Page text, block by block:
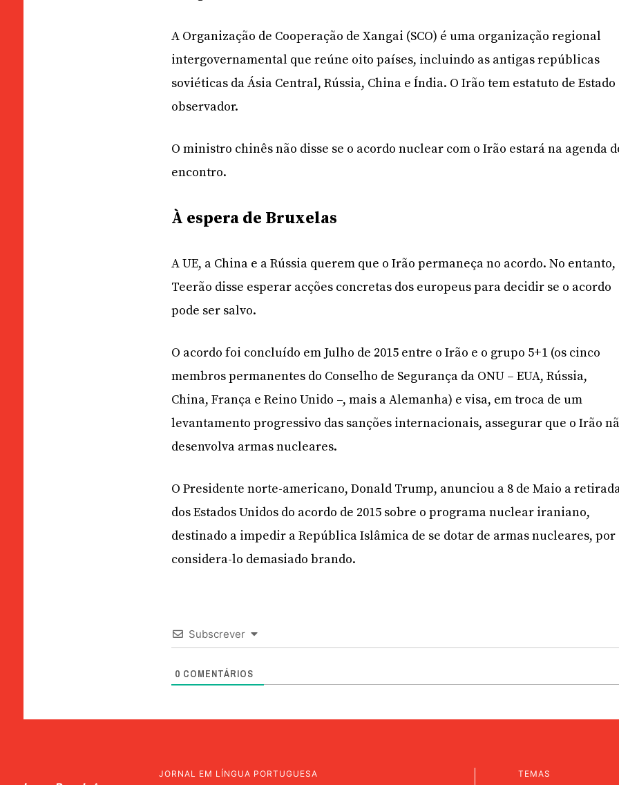
A Organização de Cooperação de Xangai (SCO) é uma organização regional
intergovernamental que reúne oito países, incluindo as antigas repúblicas
soviéticas da Ásia Central, Rússia, China e Índia. O Irão tem estatuto de Estado
observador.
O ministro chinês não disse se o acordo nuclear com o Irão estará na agenda
encontro.
À espera de Bruxelas
A UE, a China e a Rússia querem que o Irão permaneça no acordo. No entanto,
Teerão disse esperar acções concretas dos europeus para decidir se o acordo
pode ser salvo.
O acordo foi concluído em Julho de 2015 entre o Irão e o grupo 5+1 (os cinco
membros permanentes do Conselho de Segurança da ONU – EUA, Rússia,
China, França e Reino Unido –, mais a Alemanha) e visa, em troca de um
levantamento progressivo das sanções internacionais, assegurar que o Irão
desenvolva armas nucleares.
O Presidente norte-americano, Donald Trump, anunciou a 8 de Maio a
dos Estados Unidos do acordo de 2015 sobre o programa nuclear iraniano,
destinado a impedir a República Islâmica de se dotar de armas nucleares, por
considera-lo demasiado brando.
Subscrever
0 COMENTÁRIOS
JORNAL EM LÍNGUA PORTUGUESA TEMAS